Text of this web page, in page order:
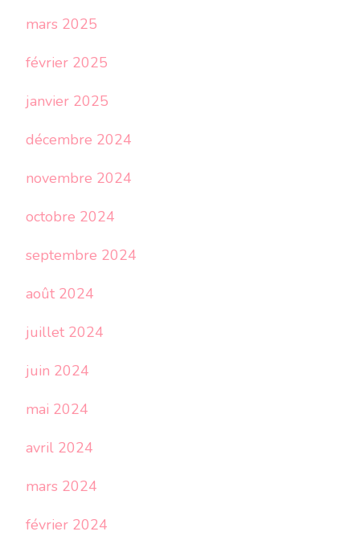
mars 2025
février 2025
janvier 2025
décembre 2024
novembre 2024
octobre 2024
septembre 2024
août 2024
juillet 2024
juin 2024
mai 2024
avril 2024
mars 2024
février 2024